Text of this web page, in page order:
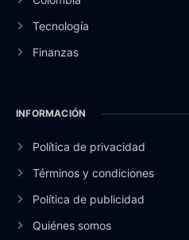
Tecnología
Finanzas
INFORMACIÓN
Política de privacidad
Términos y condiciones
Política de publicidad
Quiénes somos